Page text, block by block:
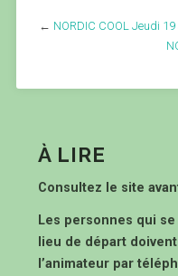
← NORDIC COOL Jeudi
À LIRE
Consultez le site
Les personnes qui
lieu de départ
l’animateur par